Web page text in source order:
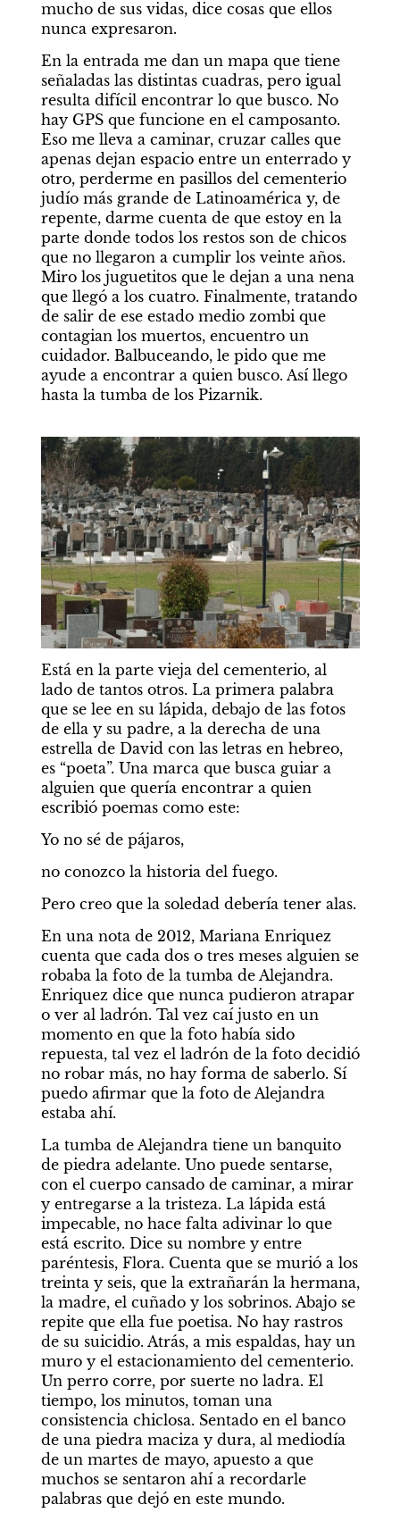
mucho de sus vidas, dice cosas que ellos
nunca expresaron.
En la entrada me dan un mapa que tiene
señaladas las distintas cuadras, pero igual
resulta difícil encontrar lo que busco. No
hay GPS que funcione en el camposanto.
Eso me lleva a caminar, cruzar calles que
apenas dejan espacio entre un enterrado y
otro, perderme en pasillos del cementerio
judío más grande de Latinoamérica y, de
repente, darme cuenta de que estoy en la
parte donde todos los restos son de chicos
que no llegaron a cumplir los veinte años.
Miro los juguetitos que le dejan a una nena
que llegó a los cuatro. Finalmente, tratando
de salir de ese estado medio zombi que
contagian los muertos, encuentro un
cuidador. Balbuceando, le pido que me
ayude a encontrar a quien busco. Así llego
hasta la tumba de los Pizarnik.
Está en la parte vieja del cementerio, al
lado de tantos otros. La primera palabra
que se lee en su lápida, debajo de las fotos
de ella y su padre, a la derecha de una
estrella de David con las letras en hebreo,
es “poeta”. Una marca que busca guiar a
alguien que quería encontrar a quien
escribió poemas como este:
Yo no sé de pájaros,
no conozco la historia del fuego.
Pero creo que la soledad debería tener alas.
En una nota de 2012, Mariana Enriquez
cuenta que cada dos o tres meses alguien se
robaba la foto de la tumba de Alejandra.
Enriquez dice que nunca pudieron atrapar
o ver al ladrón. Tal vez caí justo en un
momento en que la foto había sido
repuesta, tal vez el ladrón de la foto decidió
no robar más, no hay forma de saberlo. Sí
puedo afirmar que la foto de Alejandra
estaba ahí.
La tumba de Alejandra tiene un banquito
de piedra adelante. Uno puede sentarse,
con el cuerpo cansado de caminar, a mirar
y entregarse a la tristeza. La lápida está
impecable, no hace falta adivinar lo que
está escrito. Dice su nombre y entre
paréntesis, Flora. Cuenta que se murió a los
treinta y seis, que la extrañarán la hermana,
la madre, el cuñado y los sobrinos. Abajo se
repite que ella fue poetisa. No hay rastros
de su suicidio. Atrás, a mis espaldas, hay un
muro y el estacionamiento del cementerio.
Un perro corre, por suerte no ladra. El
tiempo, los minutos, toman una
consistencia chiclosa. Sentado en el banco
de una piedra maciza y dura, al mediodía
de un martes de mayo, apuesto a que
muchos se sentaron ahí a recordarle
palabras que dejó en este mundo.